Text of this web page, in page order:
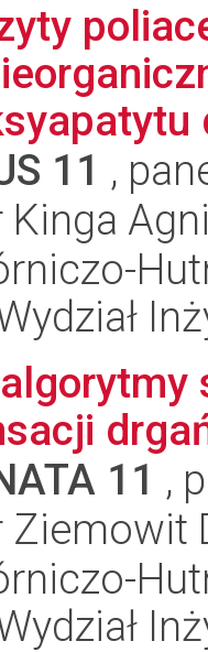
11 ,
Kinga
11 ,
Ziemowit